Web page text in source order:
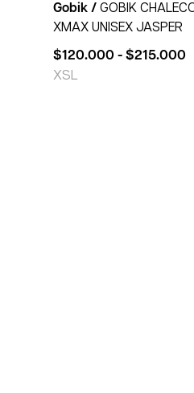
Gobik / GOBIK
XMAX UNISEX JASPER
$120.000 - $215.000
XSL